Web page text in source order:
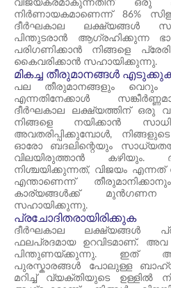
വിജയകരമാകുന്നതിന് ഒരു
നിർണായകമാണെന്ന് 86%
ദീർഘകാല ലക്ഷ്യങ്ങൾ
പിന്തുടരാൻ ആഗ്രഹിക്കുന്ന
പരിഗണിക്കാൻ നിങ്ങളെ
കൈവരിക്കാൻ സഹായിക്കുന്നു.
മികച്ച തീരുമാനങ്ങൾ
പല തീരുമാനങ്ങളും വെറും
എന്നതിനേക്കാൾ
ദീർഘകാല ലക്ഷ്യത്തിന് ഒരു
നിങ്ങളെ നയിക്കാൻ
അവതരിപ്പിക്കുമ്പോൾ,
ഓരോ ബദലിന്റെയും
വിലയിരുത്താൻ കഴിയും.
നിശ്ചയിക്കുന്നത്, വിജയം എന്നത്
എന്താണെന്ന്
കാര്യങ്ങൾക്ക് മുൻഗണന
സഹായിക്കുന്നു.
പ്രചോദിതരായിരിക്കുക
ദീർഘകാല ലക്ഷ്യങ്ങൾ
ഫലപ്രദമായ ഉറവിടമാണ്.
പിന്തുണയ്ക്കുന്നു. ഇത്
പുരസ്കാരങ്ങൾ പോലുള്ള
മറിച്ച് വ്യക്തിയുടെ ഉള്ളിൽ